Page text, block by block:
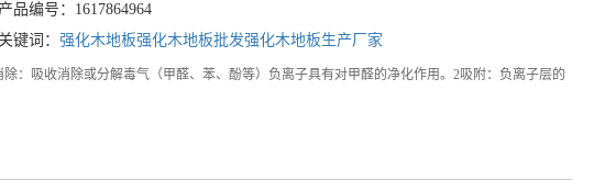
产品编号：1617864964
关键词： 强化木地板强化木地板批发强化木地板生产厂家
：吸收消除或分解毒气（甲醛、苯、酚等）负离子具有对甲醛的净化作用。2吸附：负离子层的